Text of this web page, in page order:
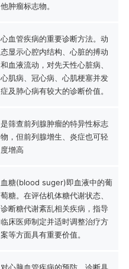
他肿瘤标志物。
心血管疾病的重要诊断方法。动
态显示心腔内结构、心脏的搏动
和血液流动，对先天性心脏病、
心肌病、冠心病、心肌梗塞并发
症及肺心病有较大的诊断价值。
是筛查前列腺肿瘤的特异性标志
物，但前列腺增生、炎症也可轻
度增高
血糖(blood suger)即血液中的葡
萄糖。在评估机体糖代谢状态、
诊断糖代谢紊乱相关疾病，指导
临床医师制定并适时调整治疗方
案等方面具有重要价值。
对心脑血管疾病的预防、诊断具